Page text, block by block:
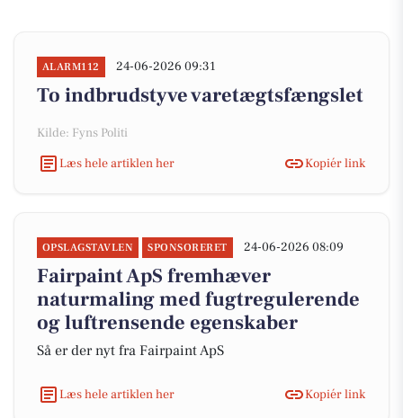
ALARM112 24-06-2026 09:31
To indbrudstyve varetægtsfængslet
Kilde: Fyns Politi
Læs hele artiklen her
Kopiér link
OPSLAGSTAVLEN SPONSORERET 24-06-2026 08:09
Fairpaint ApS fremhæver
naturmaling med fugtregulerende
og luftrensende egenskaber
Så er der nyt fra Fairpaint ApS
Læs hele artiklen her Kopiér link